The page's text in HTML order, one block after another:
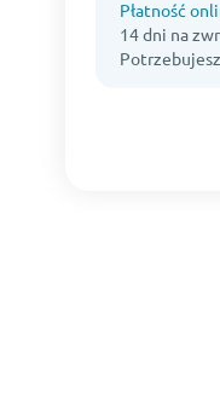
Płatność
14 dni na